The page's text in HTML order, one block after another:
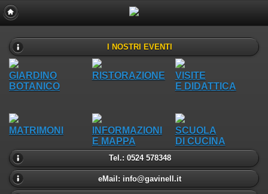
I NOSTRI EVENTI
GIARDINO
BOTANICO
RISTORAZIONE
VISITE
E DIDATTICA
MATRIMONI
INFORMAZIONI
E MAPPA
SCUOLA
DI CUCINA
Tel.: 0524 578348
eMail: info@gavinell.it